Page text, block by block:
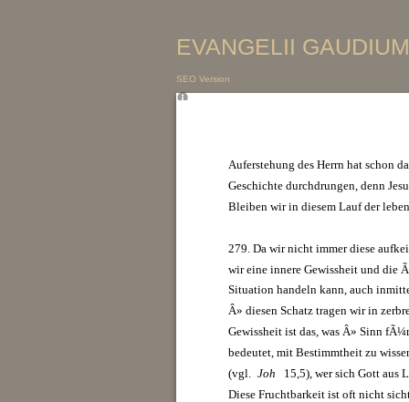
EVANGELII
Auferstehung des Herrn hat schon
Geschichte durchdrungen, denn
Bleiben wir in diesem Lauf der
279. Da wir nicht immer diese
wir eine innere Gewissheit und die
Situation handeln kann, auch
Â» diesen Schatz tragen wir in
Gewissheit ist das, was Â» Sinn
bedeutet, mit Bestimmtheit zu
(vgl. Joh
15,5), wer sich Gott aus
Diese Fruchtbarkeit ist oft nicht
SEO Version